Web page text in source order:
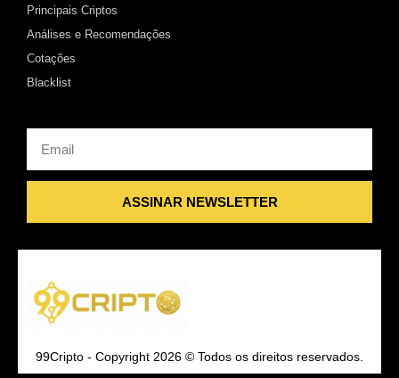
Principais Criptos
Análises e Recomendações
Cotações
Blacklist
ASSINAR NEWSLETTER
99Cripto - Copyright 2026 © Todos os direitos reservados.